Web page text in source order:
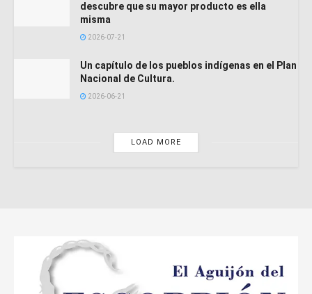
descubre que su mayor producto es ella
misma
2026-07-21
Un capítulo de los pueblos indígenas en el Plan
Nacional de Cultura.
2026-06-21
LOAD MORE